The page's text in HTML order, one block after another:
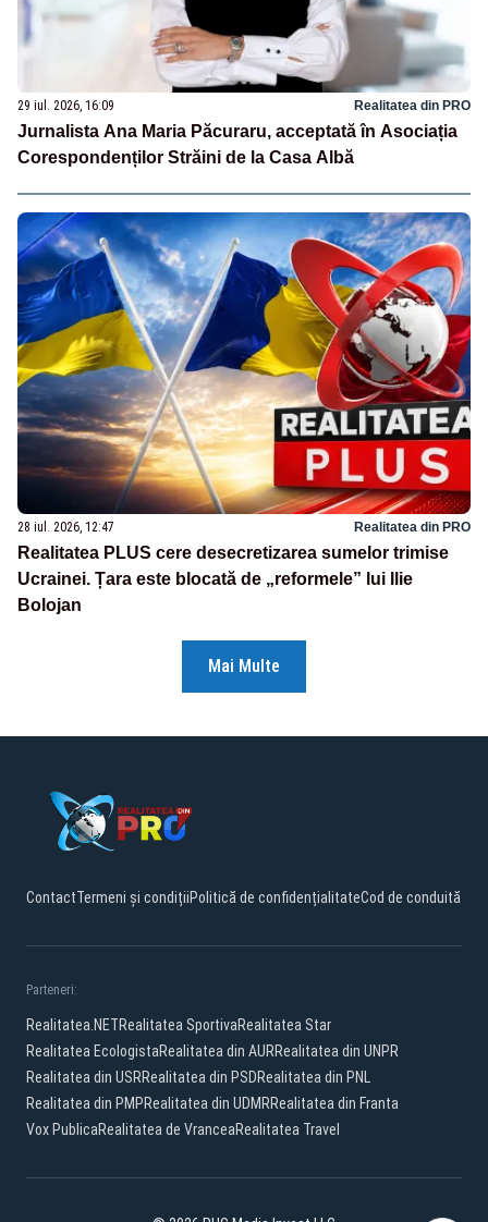
29 iul. 2026, 16:09 Realitatea din PRO
Jurnalista Ana Maria Păcuraru, acceptată în Asociația
Corespondenților Străini de la Casa Albă
28 iul. 2026, 12:47 Realitatea din PRO
Realitatea PLUS cere desecretizarea sumelor trimise
Ucrainei. Țara este blocată de „reformele” lui Ilie
Bolojan
Mai Multe
ContactTermeni și condițiiPolitică de confidențialitateCod de conduită
Parteneri:
Realitatea.NETRealitatea SportivaRealitatea Star
Realitatea EcologistaRealitatea din AURRealitatea din UNPR
Realitatea din USRRealitatea din PSDRealitatea din PNL
Realitatea din PMPRealitatea din UDMRRealitatea din Franta
Vox PublicaRealitatea de VranceaRealitatea Travel